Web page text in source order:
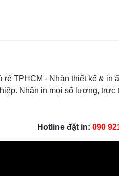
TPHCM - Nhận thiết kế &
Nhận in mọi số lượng,
Hotline đặt in: 090